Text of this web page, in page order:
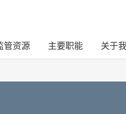
管资源 主要职能 关于我